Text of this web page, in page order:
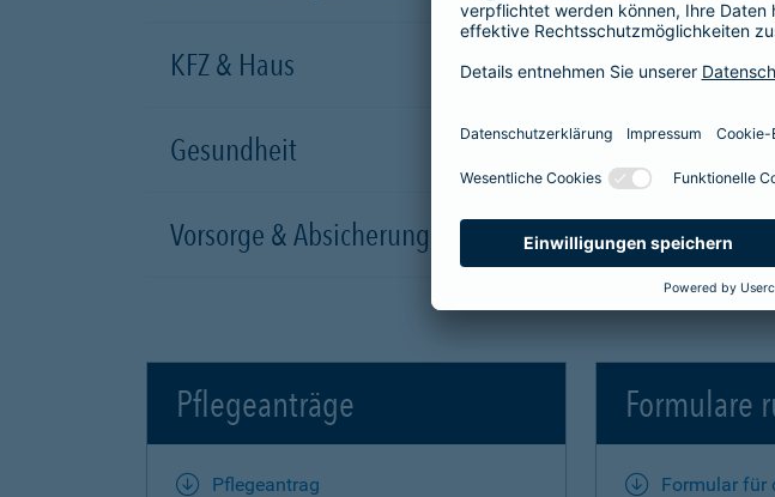
KFZ & Haus
Gesundheit
Vorsorge & Absicherung
Pflegeanträge
Pflegeantrag
Formulare
Formular für